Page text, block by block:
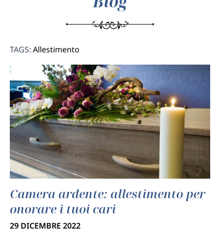
TAGS: Allestimento
Camera ardente: allestimento per
onorare i tuoi cari
29 DICEMBRE 2022